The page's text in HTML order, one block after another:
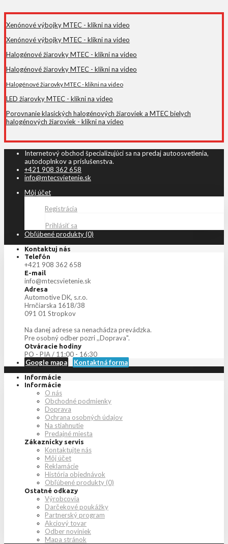
Xenónové výbojky MTEC - klikni na video
Xenónové výbojky MTEC - klikni na video
Halogénové žiarovky MTEC - klikni na video
Halogénové žiarovky MTEC - klikni na video
Halogénové žiarovky MTEC - klikni na video
LED žiarovky MTEC - klikni na video
Porovnanie klasických halogénových žiaroviek a MTEC bielych
halogénových žiaroviek - klikni na video
Internetový obchod špecializujúci sa na predaj autoosvetlenia,
autodoplnkov a príslušenstva.
+421 908 362 658
info@mtecsvietenie.sk
Môj účet
Registrácia
Prihlásiť sa
Obľúbené produkty (0)
Kontaktuj nás
Telefón
+421 908 362 658
E-mail
info@mtecsvietenie.sk
Adresa
Automotive DK, s.r.o.
Hrnčiarska 1618/38
091 01 Stropkov
Na danej adrese sa nenachádza prevádzka.
Pre osobný odber pozri ,,Doprava".
Otváracie hodiny
PO - PIA / 11:00 - 16:30
Google mapa
Kontaktná forma
Informácie
Informácie
O nás
Obchodné podmienky
Doprava
Ochrana osobných údajov
Na stiahnutie
Predajné miesta
Zákaznícky servis
Kontaktujte nás
Môj účet
Reklamácie
História objednávok
Obľúbené produkty (0)
Ostatné odkazy
Výrobcovia
Darčekové poukážky
Partnerský program
Akciový tovar
Odber noviniek
Mapa stránok